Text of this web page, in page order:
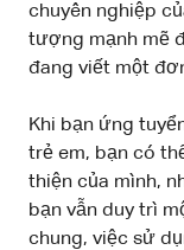
chuyên nghiệp
tượng mạnh mẽ
đang viết một
Khi bạn ứng
trẻ em, bạn có
thiện của mình,
bạn vẫn duy trì
chung, việc sử